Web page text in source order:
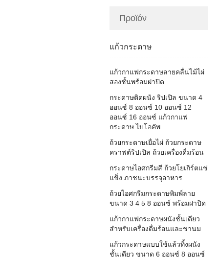
Προϊόν
แก้วกระดาษ
แก้วกาแฟกระดาษลายคลื่นไม้ไผ่
สองชั้นพร้อมฝาปิด
กระดาษติดผนัง ริปเปิล ขนาด 4
ออนซ์ 8 ออนซ์ 10 ออนซ์ 12
ออนซ์ 16 ออนซ์ แก้วกาแฟ
กระดาษ ไบโอคัพ
ถ้วยกระดาษเยื่อไผ่ ถ้วยกระดาษ
คราฟต์ริปเปิล ถ้วยเครื่องดื่มร้อน
กระดาษไอศกรีมสี ถ้วยโยเกิร์ตแช่
แข็ง ภาชนะบรรจุอาหาร
ถ้วยไอศกรีมกระดาษพิมพ์ลาย
ขนาด 3 4 5 8 ออนซ์ พร้อมฝาปิด
แก้วกาแฟกระดาษผนังชั้นเดียว
สำหรับเครื่องดื่มร้อนและชานม
แก้วกระดาษแบบใช้แล้วทิ้งผนัง
ชั้นเดียว ขนาด 6 ออนซ์ 8 ออนซ์